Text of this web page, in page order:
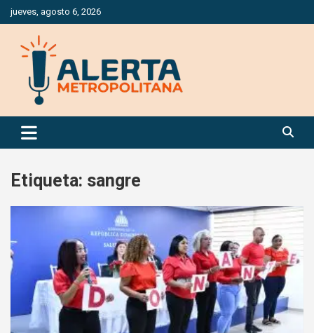
Saltar
al
contenido
jueves, agosto 6, 2026
Alerta Metropolitana
Etiqueta: sangre